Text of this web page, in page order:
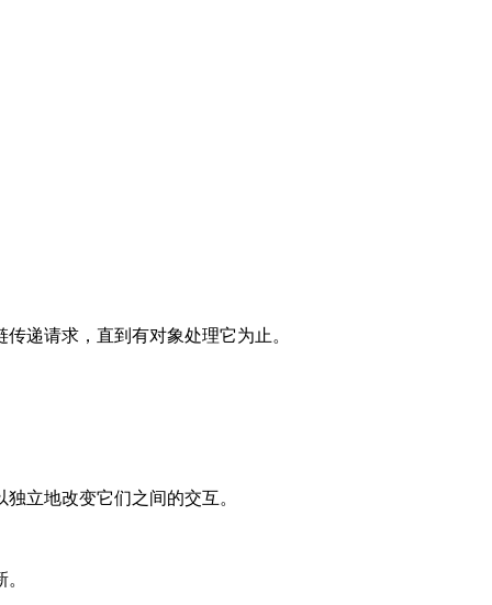
递请求，直到有对象处理它为止。
立地改变它们之间的交互。